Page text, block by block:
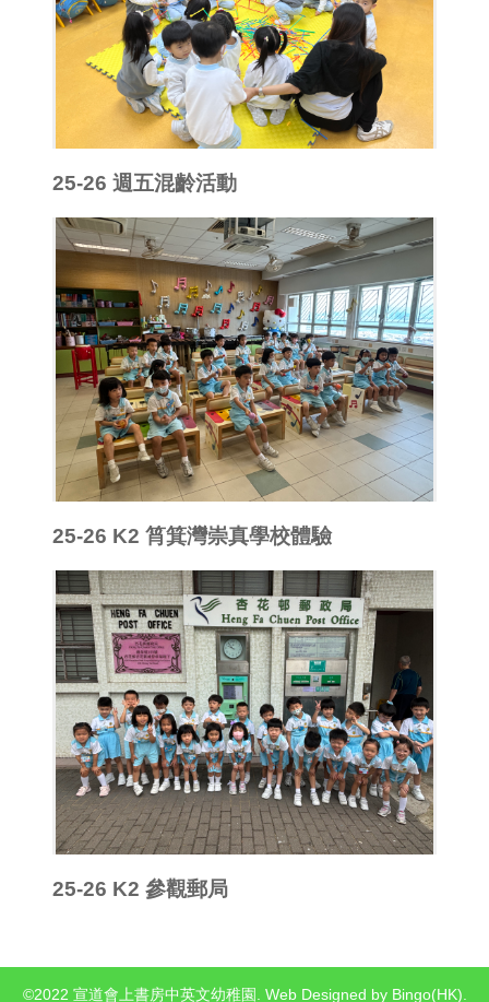
25-26 週五混齡活動
25-26 K2 筲箕灣崇真學校體驗
25-26 K2 參觀郵局
©2022 宣道會上書房中英文幼稚園. Web Designed by Bingo(HK)